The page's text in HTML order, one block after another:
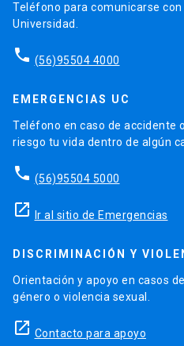
Teléfono para comunicarse
Universidad.
phone (56)95504 4000
EMERGENCIAS UC
Teléfono en caso de accidente
riesgo tu vida dentro de algún
phone (56)95504 5000
launch Ir al sitio de Emergencias
DISCRIMINACIÓN Y
Orientación y apoyo en casos
género o violencia sexual.
launch Contacto para apoyo